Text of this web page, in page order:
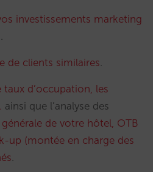
investissements marketing
de clients similaires.
taux d’occupation, les
ainsi que l’analyse des
de votre hôtel, OTB
up (montée en charge des
.